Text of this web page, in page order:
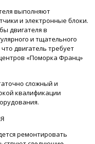
выполняют
и электронные блоки.
двигателя в
и тщательного
двигатель требует
«Поморка Франц»
сложный и
квалификации
ремонтировать